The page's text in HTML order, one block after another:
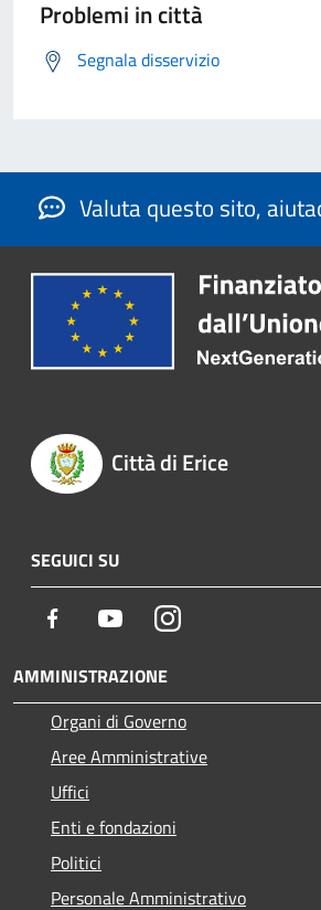
Problemi in città
Segnala disservizio
Valuta questo sito,
Città di Erice
SEGUICI SU
Facebook YoutubeInstagram
AMMINISTRAZIONE
Organi di Governo
Aree Amministrative
Uffici
Enti e fondazioni
Politici
Personale Amministrativo